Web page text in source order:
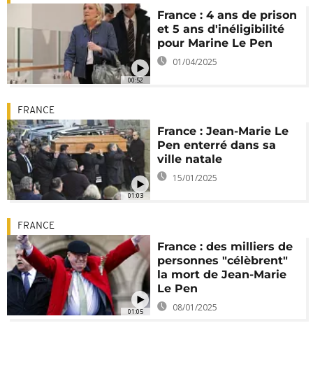
00:52
France : 4 ans de prison
et 5 ans d'inéligibilité
pour Marine Le Pen
01/04/2025
01:03
FRANCE
France : Jean-Marie Le
Pen enterré dans sa
ville natale
15/01/2025
01:05
FRANCE
France : des milliers de
personnes "célèbrent"
la mort de Jean-Marie
Le Pen
08/01/2025